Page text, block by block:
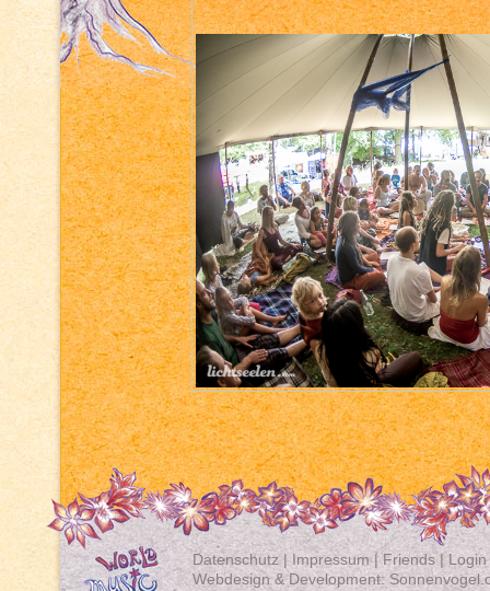
Datenschutz | Impressum|Friends|Login
Webdesign & Development: